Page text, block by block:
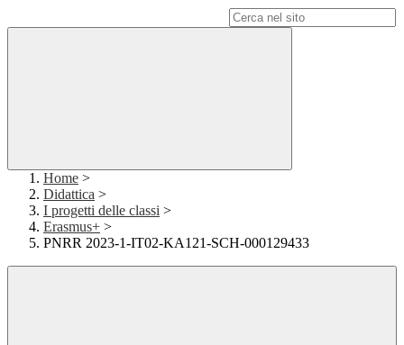
Home >
Didattica >
I progetti delle classi >
Erasmus+ >
PNRR 2023-1-IT02-KA121-SCH-000129433